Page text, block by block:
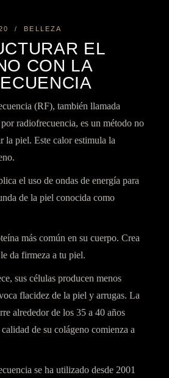
BELLEZA
EL
CON LA
(RF), también llamada
radiofrecuencia, es un método no
la piel. Este calor estimula la
el uso de ondas de energía para
de la piel conocida como
más común en su cuerpo. Crea
da firmeza a tu piel.
sus células producen menos
flacidez de la piel y arrugas. La
alrededor de los 35 a 40 años
de su colágeno comienza a
se ha utilizado desde 2001